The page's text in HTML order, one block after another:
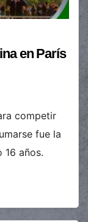
en París
competir
fue la
16 años.